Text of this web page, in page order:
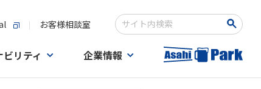
お客様相談室
検索キーワード入力
リティ 企業情報